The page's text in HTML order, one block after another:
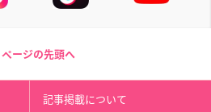
ページの先頭へ
記事掲載について